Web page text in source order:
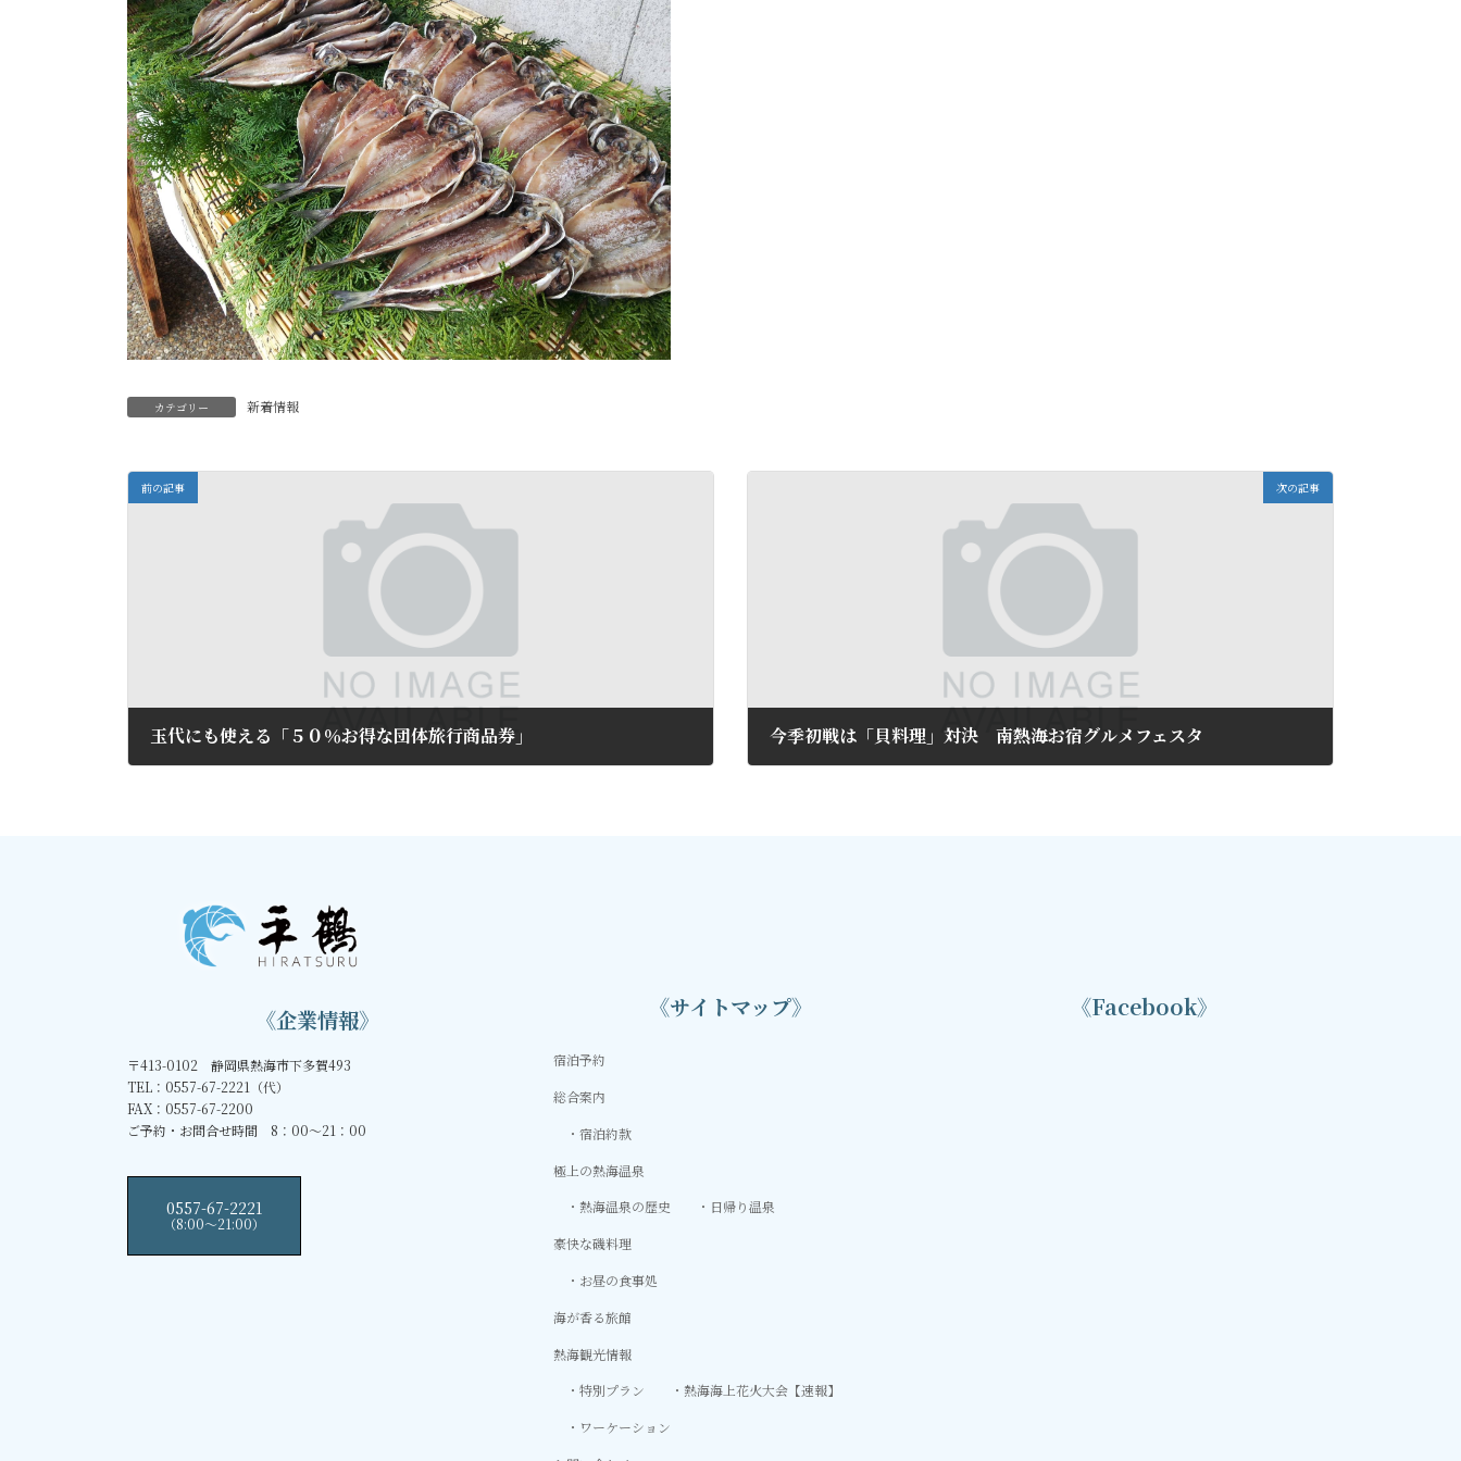
カテゴリー 新着情報
前の記事
玉代にも使える「５０％お得な団体旅行商品券」
次の記事
今季初戦は「貝料理」対決 南熱海お宿グルメフェスタ
《企業情報》
〒413-0102 静岡県熱海市下多賀493
TEL：0557-67-2221（代）
FAX：0557-67-2200
ご予約・お問合せ時間 8：00～21：00
0557-67-2221
（8:00〜21:00）
《サイトマップ》
宿泊予約
総合案内
宿泊約款
極上の熱海温泉
熱海温泉の歴史
日帰り温泉
豪快な磯料理
お昼の食事処
海が香る旅館
熱海観光情報
特別プラン
熱海海上花火大会【速報】
ワーケーション
《Facebook》